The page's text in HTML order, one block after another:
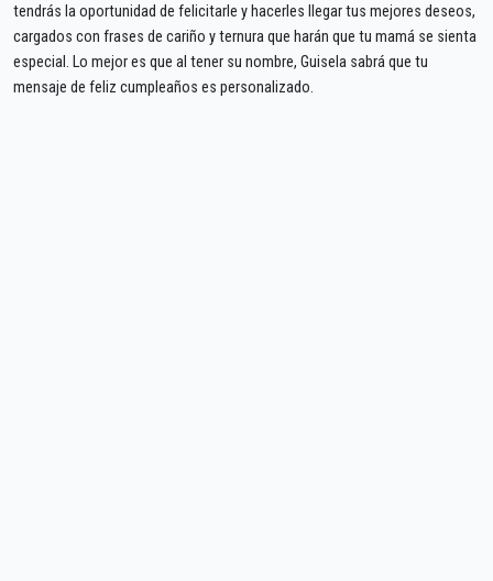
tendrás la oportunidad de felicitarle y hacerles llegar tus mejores deseos,
cargados con frases de cariño y ternura que harán que tu mamá se sienta
especial. Lo mejor es que al tener su nombre, Guisela sabrá que tu
mensaje de feliz cumpleaños es personalizado.